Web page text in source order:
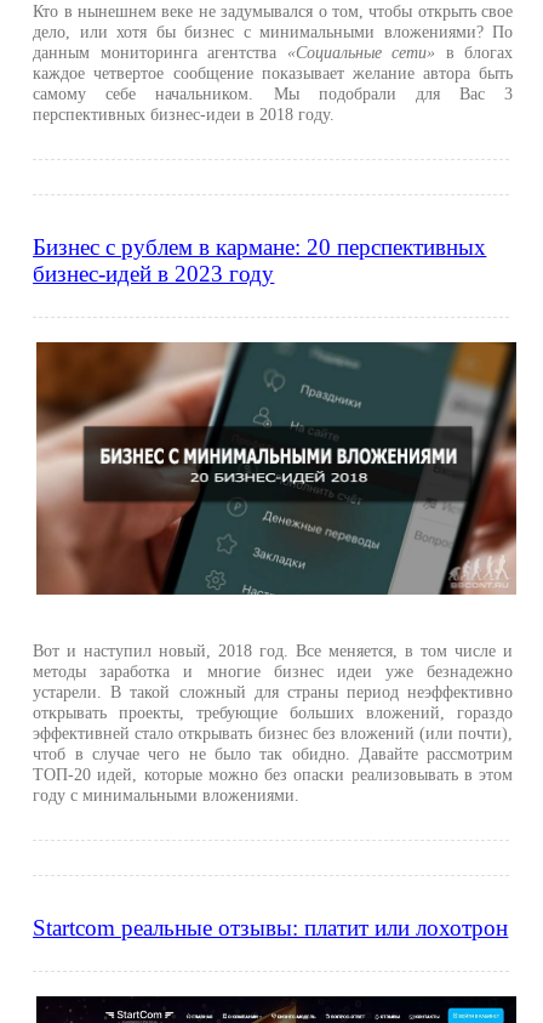
Кто в нынешнем веке не задумывался о том, чтобы открыть свое
дело, или хотя бы бизнес с минимальными вложениями? По
данным мониторинга агентства «Социальные сети» в блогах
каждое четвертое сообщение показывает желание автора быть
самому себе начальником. Мы подобрали для Вас 3
перспективных бизнес-идеи в 2018 году.
Бизнес с рублем в кармане: 20 перспективных
бизнес-идей в 2023 году
Вот и наступил новый, 2018 год. Все меняется, в том числе и
методы заработка и многие бизнес идеи уже безнадежно
устарели. В такой сложный для страны период неэффективно
открывать проекты, требующие больших вложений, гораздо
эффективней стало открывать бизнес без вложений (или почти),
чтоб в случае чего не было так обидно. Давайте рассмотрим
ТОП-20 идей, которые можно без опаски реализовывать в этом
году с минимальными вложениями.
Startcom реальные отзывы: платит или лохотрон